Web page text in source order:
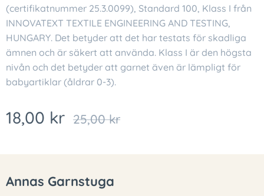
(certifikatnummer 25.3.0099), Standard 100, Klass I från
INNOVATEXT TEXTILE ENGINEERING AND TESTING,
HUNGARY. Det betyder att det har testats för skadliga
ämnen och är säkert att använda. Klass I är den högsta
nivån och det betyder att garnet även är lämpligt för
babyartiklar (åldrar 0-3).
18,00 kr 25,00kr
Annas Garnstuga